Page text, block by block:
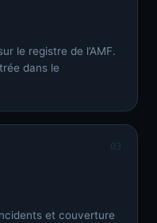
le registre de l’AMF.
dans le
03
et couverture